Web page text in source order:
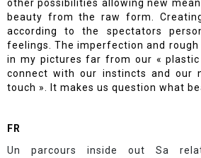
other possibilities allowing new
beauty from the raw form.
according to the spectators
feelings. The imperfection and
in my pictures far from our «
connect with our instincts and our
touch ». It makes us question what
FR
Un parcours inside out Sa